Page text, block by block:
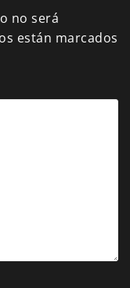
no será
están marcados